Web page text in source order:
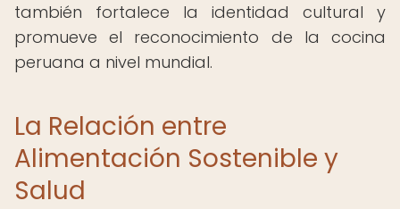
también fortalece la identidad cultural y
promueve el reconocimiento de la cocina
peruana a nivel mundial.
La Relación entre
Alimentación Sostenible y
Salud